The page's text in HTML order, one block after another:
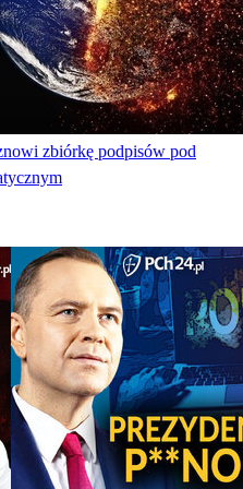
zbiórkę podpisów pod